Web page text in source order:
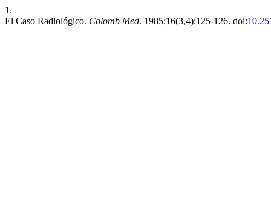
1.
El Caso Radiológico. Colomb Med. 1985;16(3,4):125-126. doi: